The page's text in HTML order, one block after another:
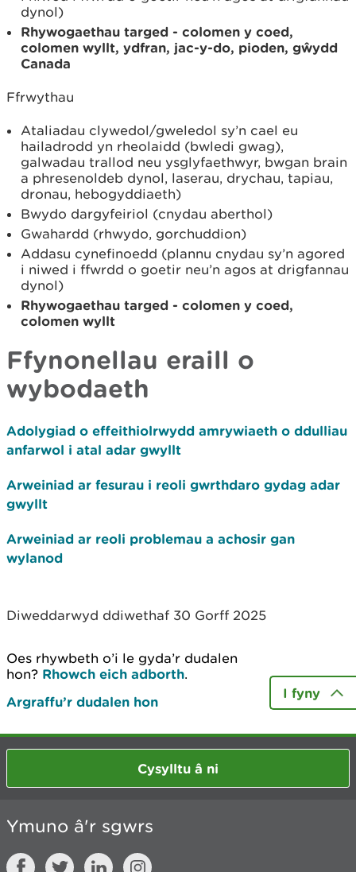
dynol)
Rhywogaethau targed - colomen y coed,
colomen wyllt, ydfran, jac-y-do, pioden, gŵydd
Canada
Ffrwythau
Ataliadau clywedol/gweledol sy’n cael eu
hailadrodd yn rheolaidd (bwledi gwag),
galwadau trallod neu ysglyfaethwyr, bwgan brain
a phresenoldeb dynol, laserau, drychau, tapiau,
dronau, hebogyddiaeth)
Bwydo dargyfeiriol (cnydau aberthol)
Gwahardd (rhwydo, gorchuddion)
Addasu cynefinoedd (plannu cnydau sy’n agored
i niwed i ffwrdd o goetir neu’n agos at drigfannau
dynol)
Rhywogaethau targed - colomen y coed,
colomen wyllt
Ffynonellau eraill o
wybodaeth
Adolygiad o effeithiolrwydd amrywiaeth o ddulliau
anfarwol i atal adar gwyllt
Arweiniad ar fesurau i reoli gwrthdaro gydag adar
gwyllt
Arweiniad ar reoli problemau a achosir gan
wylanod
Diweddarwyd ddiwethaf 30 Gorff 2025
Oes rhywbeth o’i le gyda’r dudalen
hon? Rhowch eich adborth.
Argraffu’r dudalen hon
I fyny
Cysylltu â ni
Ymuno â'r sgwrs